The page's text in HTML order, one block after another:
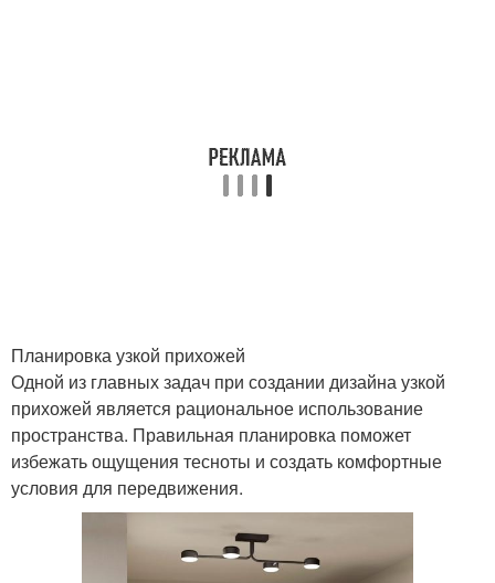
Планировка узкой прихожей
Одной из главных задач при создании дизайна узкой
прихожей является рациональное использование
пространства. Правильная планировка поможет
избежать ощущения тесноты и создать комфортные
условия для передвижения.